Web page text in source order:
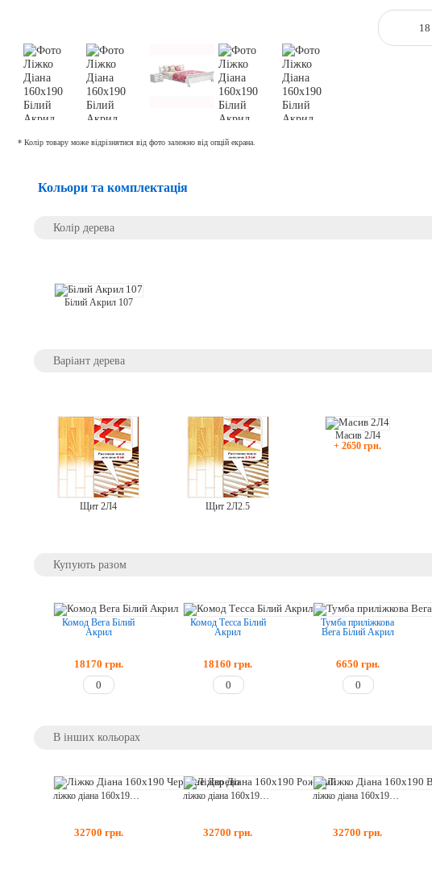
* Колір товару може відрізнятися від фото залежно від опцій екрана.
18
Кольори та комплектація
Колір дерева
Білий Акрил 107
Варіант дерева
Щит 2Л4 Щит 2Л2.5
Масив 2Л4
+ 2650 грн.
Купують разом
Комод Вега Білий
Акрил
18170 грн.
Комод Тесса Білий
Акрил
18160 грн.
Тумба приліжкова
Вега Білий Акрил
6650 грн.
В інших кольорах
32700 грн. 32700 грн. 32700 грн.